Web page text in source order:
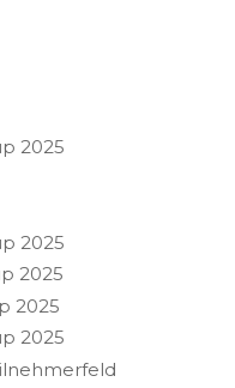
2025
2025
2025
2025
2025